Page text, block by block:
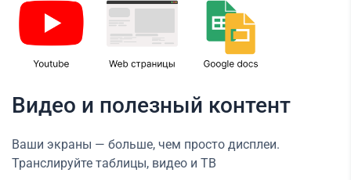
Видео и полезный контент
Ваши экраны — больше, чем просто дисплеи.
Транслируйте таблицы, видео и ТВ